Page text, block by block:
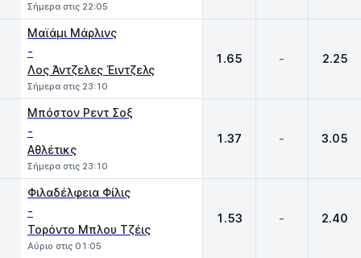
Σήμερα στις 22:05
Μαϊάμι Μάρλινς
-
Λος Άντζελες Έιντζελς
Σήμερα στις 23:10
1.65 - 2.25
Μπόστον Ρεντ Σοξ
-
Αθλέτικς
Σήμερα στις 23:10
1.37 - 3.05
Φιλαδέλφεια Φίλις
-
Τορόντο Μπλου Τζέις
Αύριο στις 01:05
1.53 - 2.40